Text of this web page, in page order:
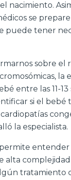
nacimiento.
se
puede tener
sobre el
la
entre las 11-
si el bebé
la especialista.
alta complejidad
tratamiento